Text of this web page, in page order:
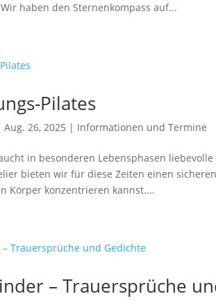
haben den Sternenkompass auf...
Pilates
Aug. 26, 2025 | Informationen und Termine
in besonderen Lebensphasen
bieten wir für diese Zeiten einen
Körper konzentrieren kannst....
– Trauersprüche